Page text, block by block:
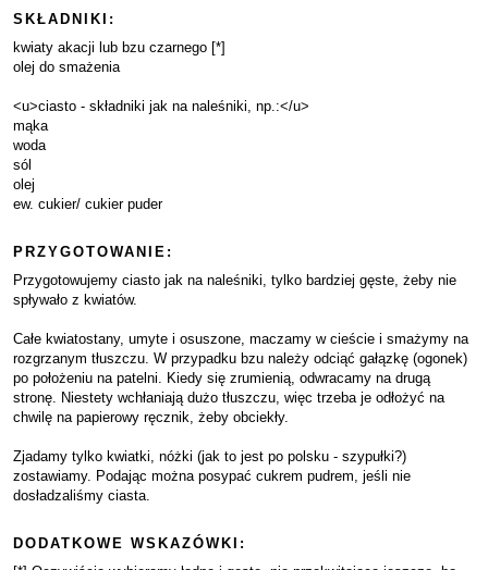
SKŁADNIKI:
kwiaty akacji lub bzu czarnego [*]
olej do smażenia
<u>ciasto - składniki jak na naleśniki, np.:</u>
mąka
woda
sól
olej
ew. cukier/ cukier puder
PRZYGOTOWANIE:
Przygotowujemy ciasto jak na naleśniki, tylko bardziej gęste, żeby nie
spływało z kwiatów.
Całe kwiatostany, umyte i osuszone, maczamy w cieście i smażymy na
rozgrzanym tłuszczu. W przypadku bzu należy odciąć gałązkę (ogonek)
po położeniu na patelni. Kiedy się zrumienią, odwracamy na drugą
stronę. Niestety wchłaniają dużo tłuszczu, więc trzeba je odłożyć na
chwilę na papierowy ręcznik, żeby obciekły.
Zjadamy tylko kwiatki, nóżki (jak to jest po polsku - szypułki?)
zostawiamy. Podając można posypać cukrem pudrem, jeśli nie
dosładzaliśmy ciasta.
DODATKOWE WSKAZÓWKI: